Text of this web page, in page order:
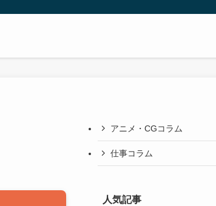
アニメ・CGコラム
仕事コラム
人気記事